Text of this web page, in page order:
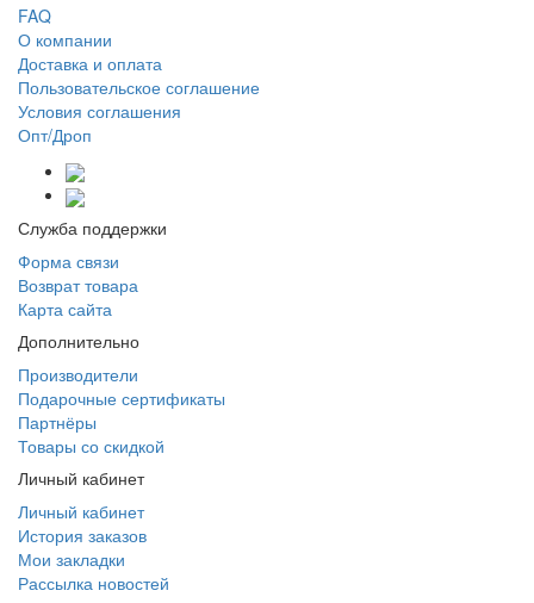
FAQ
О компании
Доставка и оплата
Пользовательское соглашение
Условия соглашения
Опт/Дроп
Служба поддержки
Форма связи
Возврат товара
Карта сайта
Дополнительно
Производители
Подарочные сертификаты
Партнёры
Товары со скидкой
Личный кабинет
Личный кабинет
История заказов
Мои закладки
Рассылка новостей